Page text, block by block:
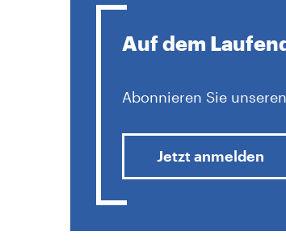
Auf dem
Abonnieren Sie
Jetzt anmelden